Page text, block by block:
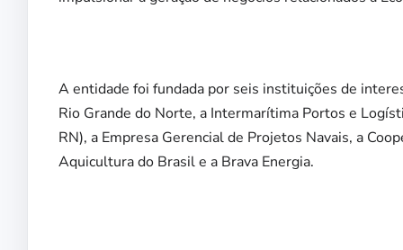
A entidade foi fundada por seis instituições de
Rio Grande do Norte, a Intermarítima Portos e
RN), a Empresa Gerencial de Projetos Navais, a
Aquicultura do Brasil e a Brava Energia.